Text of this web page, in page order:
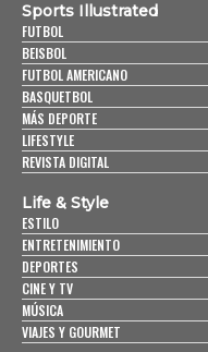
Sports Illustrated
FUTBOL
BEISBOL
FUTBOL AMERICANO
BASQUETBOL
MÁS DEPORTE
LIFESTYLE
REVISTA DIGITAL
Life & Style
ESTILO
ENTRETENIMIENTO
DEPORTES
CINE Y TV
MÚSICA
VIAJES Y GOURMET